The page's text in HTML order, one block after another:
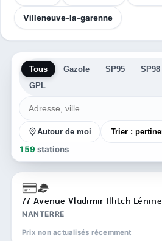
Villeneuve-la-garenne
Tous Gazole SP95 SP98
GPL
Autour de moi
159 stations
77 Avenue Vladimir Illitch Lénine
NANTERRE
Prix non actualisés récemment